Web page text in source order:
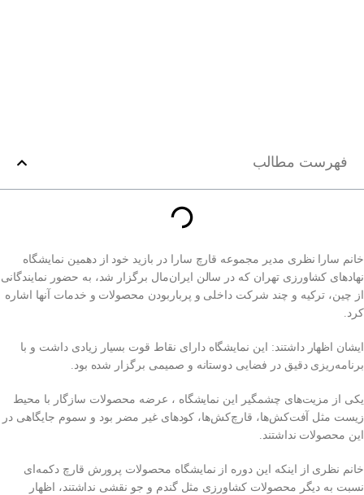
فهرست مطالب
خانم سارا نظری مدیر مجموعه قارچ سارا در بازید خود از دهمین نمایشگاه
نهادهای کشاورزی تهران که در سالن ایران‌مال برگزار شد، به حضور نمایندگانی
از چین، ترکیه و چند شرکت داخلی و پرباربودن محصولات و خدمات آنها اشاره
کرد.
ایشان اظهار داشتند: این نمایشگاه دارای نقاط قوت بسیار زیادی داشت و با
برنامه‌ریزی دقیق در فضایی دوستانه و صمیمی برگزار شده بود.
یکی از مزیت‌های چشمگیر این نمایشگاه ، عرضه محصولات سازگار با محیط
زیست مثل آفت‌کش‌ها، قارچ‌کش‌ها، کودهای غیر مضر بود و سموم جایگاهی در
این محصولات نداشتند.
خانم نظری از اینکه این دوره از نمایشگاه محصولات پرورش قارچ دکمه‌ای
نسبت به دیگر محصولات کشاورزی مثل گندم و جو نقشی نداشتند، اظهار